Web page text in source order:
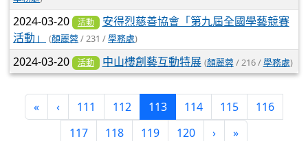
2024-03-20 活動
安得烈慈善協會「第九屆全國學藝競賽
活動」
(顏麗蓉/ 231 /學務處)
2024-03-20 活動 中山樓創藝互動特展 (顏麗蓉/ 216 /學務處)
«第一頁
‹上一頁
111 112 113(目前頁次)
114 115
116
117
118 119 120 ›下一頁
»最後頁